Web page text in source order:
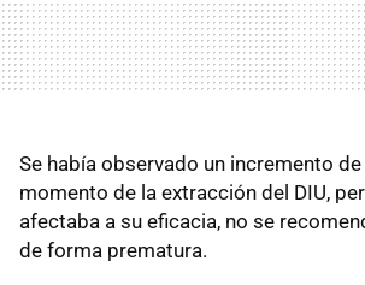
Se había observado un incremento
momento de la extracción del DIU,
afectaba a su eficacia, no se
de forma prematura.